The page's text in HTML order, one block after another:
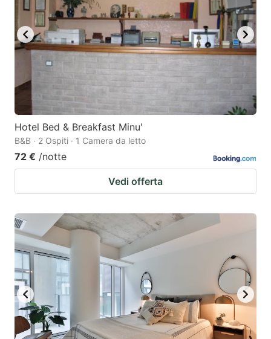
Hotel Bed & Breakfast Minu'
B&B · 2 Ospiti · 1 Camera da letto
72 € /notte
Vedi offerta